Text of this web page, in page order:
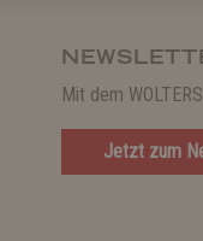
Mit dem
Jetzt zum